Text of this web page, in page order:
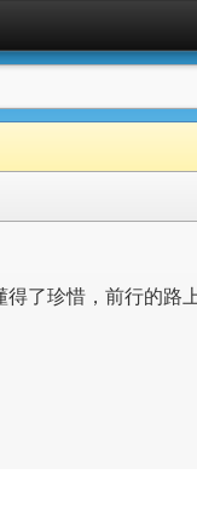
了珍惜，前行的路